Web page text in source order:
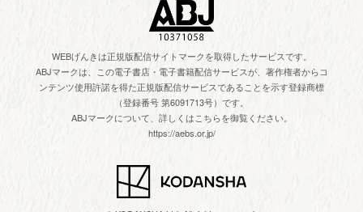
WEBげんきは正規版配信サイトマークを取得したサービスです。
ABJマークは、この電子書店・電子書籍配信サービスが、著作権者からコ
ンテンツ使用許諾を得た正規版配信サービスであることを示す登録商標
（登録番号 第6091713号）です。
ABJマークについて、詳しくはこちらを御覧ください。
https://aebs.or.jp/